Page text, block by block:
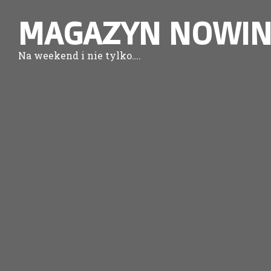
MAGAZYN
Na weekend i nie tylko….